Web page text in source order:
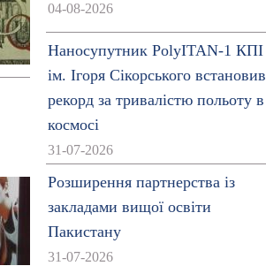
04-08-2026
Наносупутник PolyITAN-1 КПІ
ім. Ігоря Сікорського встановив
рекорд за тривалістю польоту в
космосі
31-07-2026
Розширення партнерства із
закладами вищої освіти
Пакистану
31-07-2026